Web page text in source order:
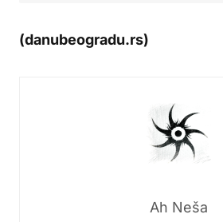
(danubeogradu.rs)
Ah Neša